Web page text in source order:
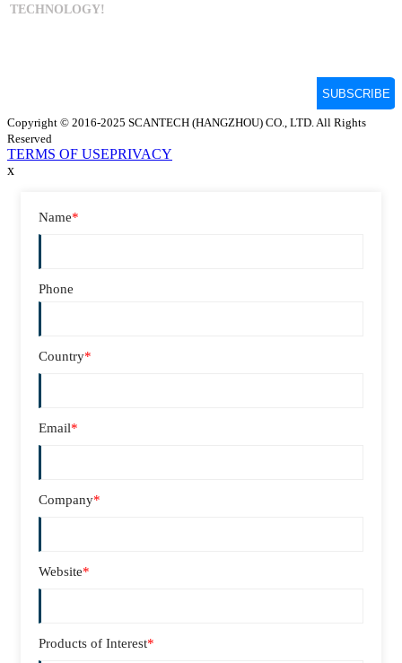
Copyright © 2016-2025 SCANTECH (HANGZHOU) CO., LTD. All Rights
Reserved
TERMS OF USEPRIVACY
x
Name*
Phone
Country*
Email*
Company*
Website*
Products of Interest*